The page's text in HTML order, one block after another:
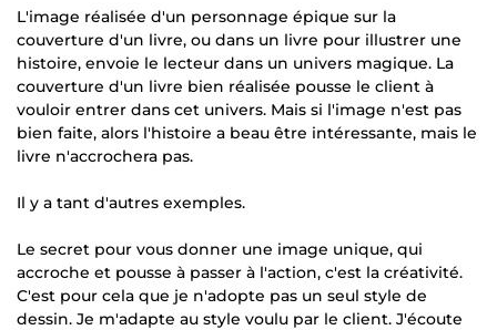
L'image réalisée d'un personnage épique sur la
couverture d'un livre, ou dans un livre pour illustrer une
histoire, envoie le lecteur dans un univers magique. La
couverture d'un livre bien réalisée pousse le client à
vouloir entrer dans cet univers. Mais si l'image n'est pas
bien faite, alors l'histoire a beau être intéressante, mais le
livre n'accrochera pas.
Il y a tant d'autres exemples.
Le secret pour vous donner une image unique, qui
accroche et pousse à passer à l'action, c'est la créativité.
C'est pour cela que je n'adopte pas un seul style de
dessin. Je m'adapte au style voulu par le client. J'écoute